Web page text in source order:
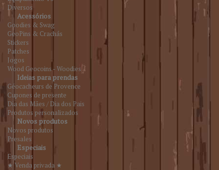
Diversos
Acessórios
Goodies & Swag
GeoPins & Crachás
Stickers
Patches
Jogos
Wood Geocoins - Woodies
Ideias para prendas
Géocacheurs de Provence
Cupones de presente
Dia das Mães / Dia dos Pais
Produtos personalizados
Novos produtos
Novos produtos
Presales
Especiais
Especiais
★ Venda privada ★